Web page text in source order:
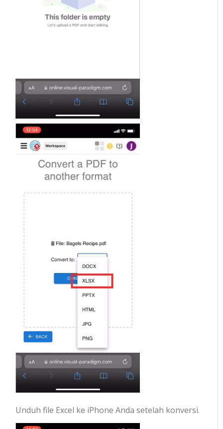
Unduh file Excel ke iPhone Anda setelah konversi.